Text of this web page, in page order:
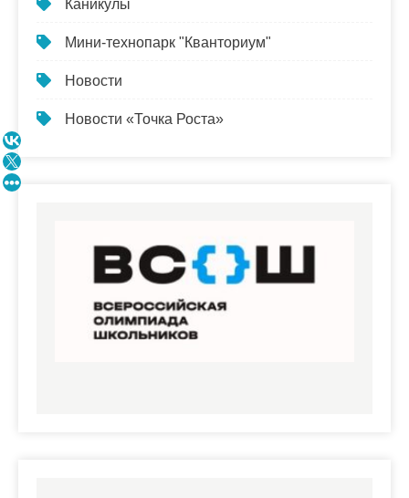
Каникулы
Мини-технопарк "Кванториум"
Новости
Новости «Точка Роста»